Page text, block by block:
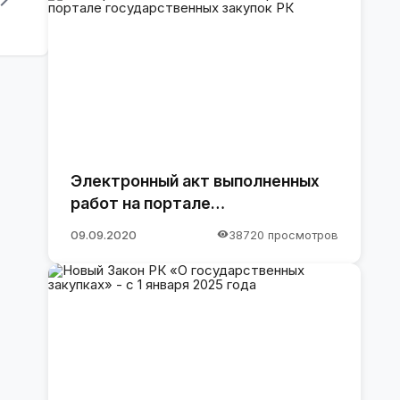
Электронный акт выполненных
работ на портале
09.09.2020 38720 просмотров